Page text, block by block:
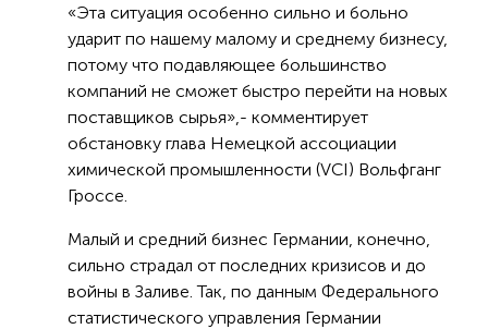
«Эта ситуация особенно сильно и больно
ударит по нашему малому и среднему бизнесу,
потому что подавляющее большинство
компаний не сможет быстро перейти на новых
поставщиков сырья»,- комментирует
обстановку глава Немецкой ассоциации
химической промышленности (VCI) Вольфганг
Гроссе.
Малый и средний бизнес Германии, конечно,
сильно страдал от последних кризисов и до
войны в Заливе. Так, по данным Федерального
статистического управления Германии